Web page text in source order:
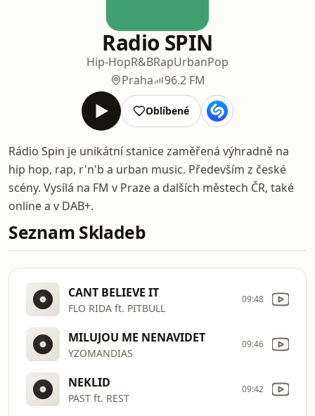
Radio SPIN
Hip-HopR&BRapUrbanPop
Praha
96.2 FM
Oblíbené
Rádio Spin je unikátní stanice zaměřená výhradně na
hip hop, rap, r'n'b a urban music. Především z české
scény. Vysílá na FM v Praze a dalších městech ČR, také
online a v DAB+.
Seznam Skladeb
CANT BELIEVE IT
FLO RIDA ft. PITBULL
09:48
MILUJOU ME NENAVIDET
YZOMANDIAS
09:46
NEKLID
PAST ft. REST
09:42